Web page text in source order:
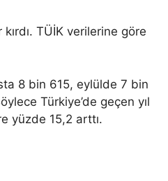
TÜİK verilerine göre
8 bin 615, eylülde 7 bin
Türkiye’de geçen yıl
yüzde 15,2 arttı.